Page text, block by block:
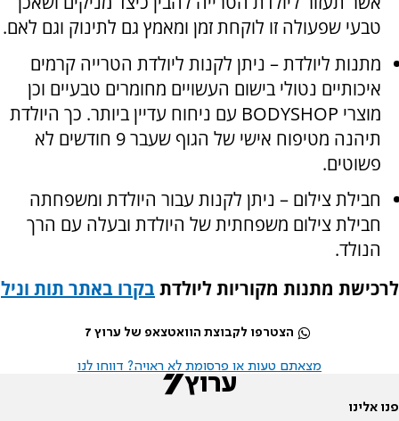
טבעי שפעולה זו לוקחת זמן ומאמץ גם לתינוק וגם לאם.
מתנות ליולדת – ניתן לקנות ליולדת הטרייה קרמים
איכותיים נטולי בישום העשויים מחומרים טבעיים וכן
מוצרי BODYSHOP עם ניחוח עדיין ביותר. כך היולדת
תיהנה מטיפוח אישי של הגוף שעבר 9 חודשים לא
פשוטים.
חבילת צילום – ניתן לקנות עבור היולדת ומשפחתה
חבילת צילום משפחתית של היולדת ובעלה עם הרך
הנולד.
לרכישת מתנות מקוריות ליולדת בקרו באתר תות וניל
הצטרפו לקבוצת הוואטצאפ של ערוץ 7
מצאתם טעות או פרסומת לא ראויה? דווחו לנו
פנו אלינו